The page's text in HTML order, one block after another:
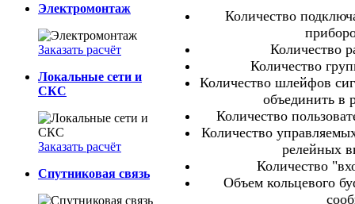
Электромонтаж
Заказать расчёт
Локальные сети и
СКС
Заказать расчёт
Спутниковая связь
Количество
Количество
Количество
Количество шлейфов
объединить в
Количество
Количество
релейных
Количество
Объем кольцевого